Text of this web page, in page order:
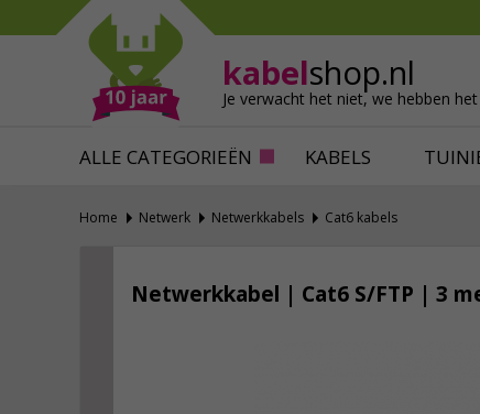
kabelshop.nl
Je verwacht het niet, we hebben het
ALLE CATEGORIEËN KABELS
Mollen verjagen
Slakken bestrijden
Katten verjagen
Alles tegen ongedierte
Ventilatie
Home Netwerk Netwerkkabels Cat6 kabels
Netwerkkabel | Cat6 S/FTP | 3